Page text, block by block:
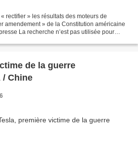
rectifier » les résultats des moteurs de
amendement » de la Constitution américaine
La recherche n’est pas utilisée pour
de la guerre
/ Chine